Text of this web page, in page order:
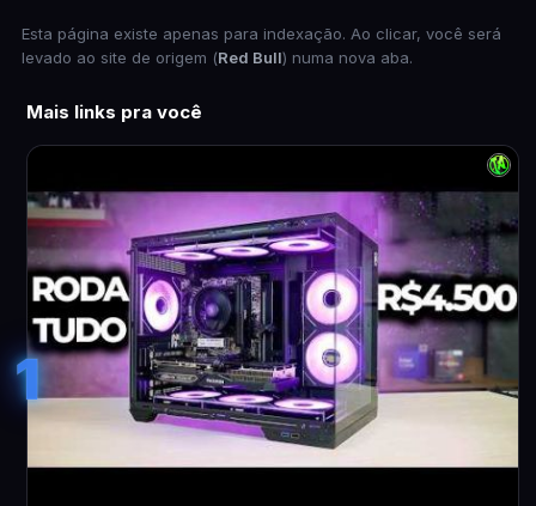
Esta página existe apenas para indexação. Ao clicar, você será
levado ao site de origem (Red Bull) numa nova aba.
Mais links pra você
1